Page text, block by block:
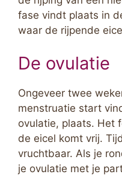
fase vindt plaats in
waar de rijpende
De ovulatie
Ongeveer twee
menstruatie start
ovulatie, plaats. Het
de eicel komt vrij.
vruchtbaar. Als je
je ovulatie met je